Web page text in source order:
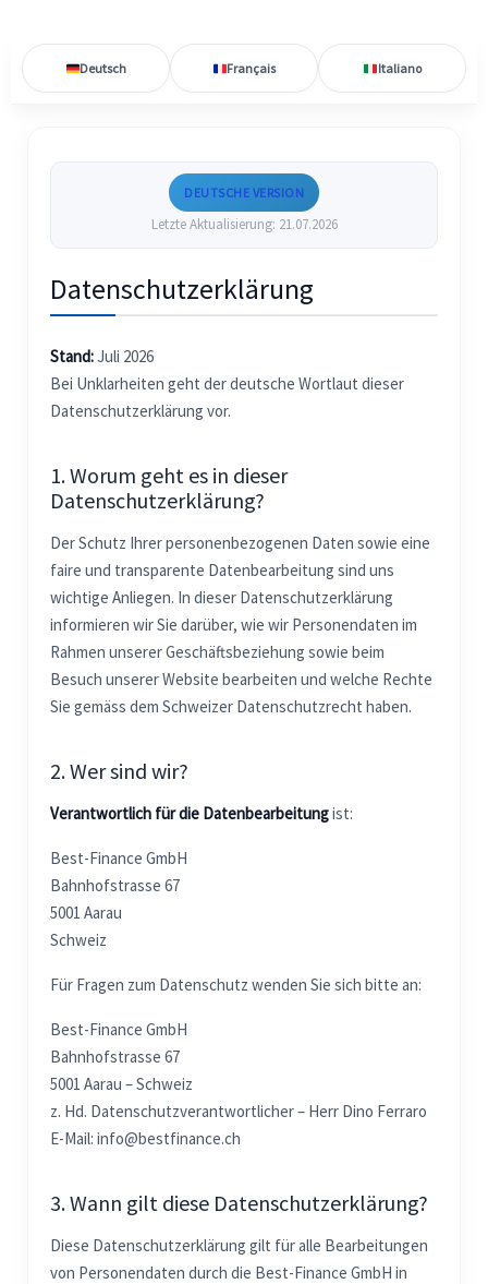
Deutsch Français Italiano
DEUTSCHE VERSION
Letzte Aktualisierung: 21.07.2026
Datenschutzerklärung
Stand:Juli 2026
Bei Unklarheiten geht der deutsche Wortlaut dieser
Datenschutzerklärung vor.
1. Worum geht es in dieser
Datenschutzerklärung?
Der Schutz Ihrer personenbezogenen Daten sowie eine
faire und transparente Datenbearbeitung sind uns
wichtige Anliegen. In dieser Datenschutzerklärung
informieren wir Sie darüber, wie wir Personendaten im
Rahmen unserer Geschäftsbeziehung sowie beim
Besuch unserer Website bearbeiten und welche Rechte
Sie gemäss dem Schweizer Datenschutzrecht haben.
2. Wer sind wir?
Verantwortlich für die Datenbearbeitungist:
Best-Finance GmbH
Bahnhofstrasse 67
5001 Aarau
Schweiz
Für Fragen zum Datenschutz wenden Sie sich bitte an:
Best-Finance GmbH
Bahnhofstrasse 67
5001 Aarau – Schweiz
z. Hd. Datenschutzverantwortlicher – Herr Dino Ferraro
E-Mail: info@bestfinance.ch
3. Wann gilt diese Datenschutzerklärung?
Diese Datenschutzerklärung gilt für alle Bearbeitungen
von Personendaten durch die Best-Finance GmbH in